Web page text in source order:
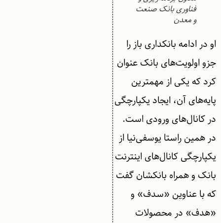
فناوری بانک صنعت
و معدن
او در ادامه بانکداری باز را
جزو اولویت‌های بانک عنوان
کرد که یکی از مهمترین
پایه‌های آن، ایجاد یکپارچگی
در کانال‌های ورودی است.
در همین راستا یوسفی‌نیا از
یکپارچگی کانال‌های اینترنت
بانک و همراه بانکشان گفت
که با عناوین «سدف» و
«هدف» در محصولات